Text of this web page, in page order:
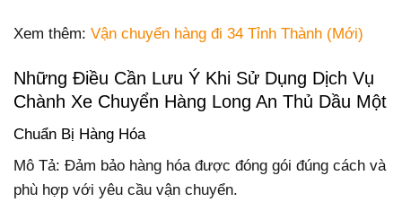
Xem thêm: Vận chuyển hàng đi 34 Tỉnh Thành (Mới)
Những Điều Cần Lưu Ý Khi Sử Dụng Dịch Vụ
Chành Xe Chuyển Hàng Long An Thủ Dầu Một
Chuẩn Bị Hàng Hóa
Mô Tả: Đảm bảo hàng hóa được đóng gói đúng cách và
phù hợp với yêu cầu vận chuyển.